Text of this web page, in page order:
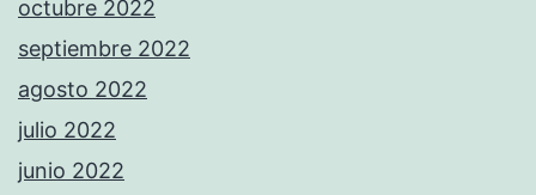
octubre 2022
septiembre 2022
agosto 2022
julio 2022
junio 2022